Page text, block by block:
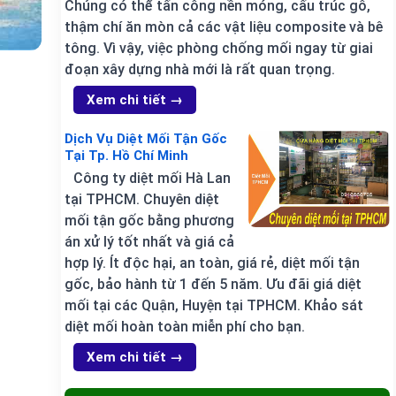
Chúng có thể tấn công nền móng, cấu trúc gỗ,
thậm chí ăn mòn cả các vật liệu composite và bê
tông. Vì vậy, việc phòng chống mối ngay từ giai
đoạn xây dựng nhà mới là rất quan trọng.
Xem chi tiết →
Dịch Vụ Diệt Mối Tận Gốc
Tại Tp. Hồ Chí Minh
Công ty diệt mối Hà Lan
tại TPHCM. Chuyên diệt
mối tận gốc bằng phương
án xử lý tốt nhất và giá cả
hợp lý. Ít độc hại, an toàn, giá rẻ, diệt mối tận
gốc, bảo hành từ 1 đến 5 năm. Ưu đãi giá diệt
mối tại các Quận, Huyện tại TPHCM. Khảo sát
diệt mối hoàn toàn miễn phí cho bạn.
Xem chi tiết →